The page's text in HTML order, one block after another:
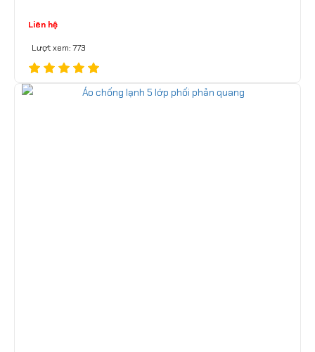
Liên hệ
Lượt xem: 773